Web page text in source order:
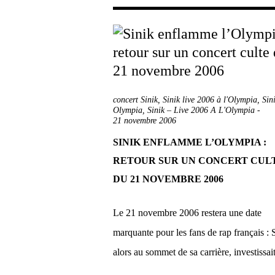
concert Sinik, Sinik live 2006 à l'Olympia,
Olympia, Sinik – Live 2006 A L'Olympia -
21 novembre 2006
SINIK ENFLAMME L’OLYMPIA :
RETOUR SUR UN CONCERT
DU 21 NOVEMBRE 2006
Le 21 novembre 2006 restera une date
marquante pour les fans de rap français :
alors au sommet de sa carrière,